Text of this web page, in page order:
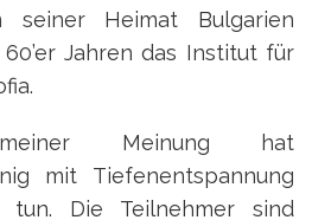
seiner Heimat Bulgarien
Jahren das Institut für
Meinung hat
mit Tiefenentspannung
Die Teilnehmer sind